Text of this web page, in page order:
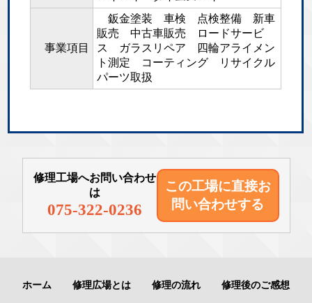
事業項目
鈑金塗装 車検 点検整備 新車
販売 中古車販売 ロードサービ
ス ガラスリペア 四輪アライメン
ト測定 コーティング リサイクル
パーツ取扱
修理工場へお問い合わせ
は
075-322-0236
この工場に直接お
問い合わせする
ホーム 修理広場とは 修理の流れ 修理後のご感想